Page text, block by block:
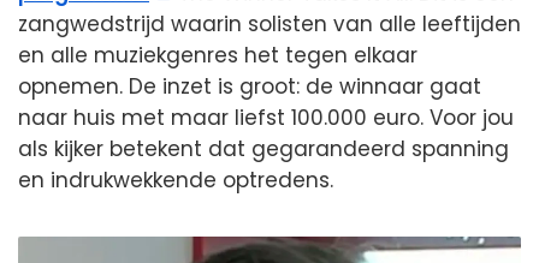
zangwedstrijd waarin solisten van alle leeftijden
en alle muziekgenres het tegen elkaar
opnemen. De inzet is groot: de winnaar gaat
naar huis met maar liefst 100.000 euro. Voor jou
als kijker betekent dat gegarandeerd spanning
en indrukwekkende optredens.